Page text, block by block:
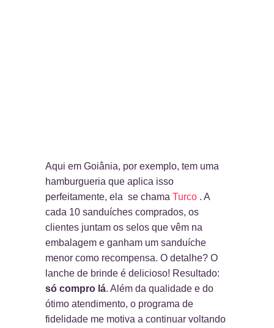
Aqui em Goiânia, por exemplo, tem uma
hamburgueria que aplica isso
perfeitamente, ela se chama Turco . A
cada 10 sanduíches comprados, os
clientes juntam os selos que vêm na
embalagem e ganham um sanduíche
menor como recompensa. O detalhe? O
lanche de brinde é delicioso! Resultado:
só compro lá. Além da qualidade e do
ótimo atendimento, o programa de
fidelidade me motiva a continuar voltando